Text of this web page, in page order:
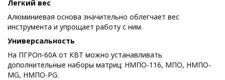
Легкий вес
Алюминиевая основа значительно облегчает вес
инструмента и упрощает работу с ним.
Универсальность
На ПГРОп-60А от КВТ можно устанавливать
дополнительные наборы матриц: НМПО-116, МПО, НМПО-
MG, НМПО-PG.